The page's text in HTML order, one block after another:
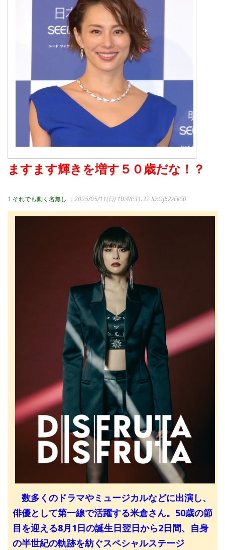
ますます輝きを増す５０歳だな！？
1 それでも動く名無し ：2025/05/11(日) 10:48:31.32ID:OJ52zEkS0
数多くのドラマやミュージカルなどに出演し、
俳優として第一線で活躍する米倉さん。50歳の節
目を迎える8月1日の誕生日翌日から2日間、自身
の半世紀の軌跡を紡ぐスペシャルステージ